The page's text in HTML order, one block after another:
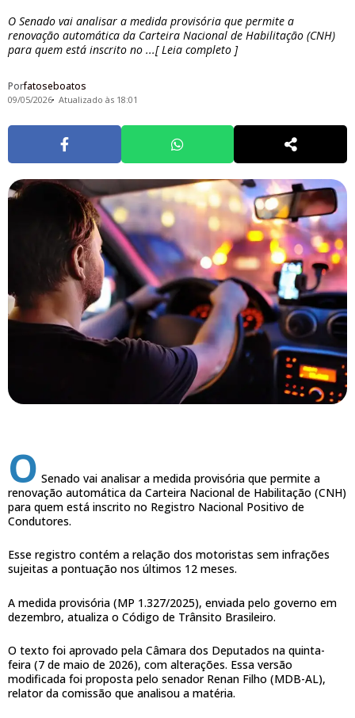
O Senado vai analisar a medida provisória que permite a
renovação automática da Carteira Nacional de Habilitação (CNH)
para quem está inscrito no ...[ Leia completo ]
Porfatoseboatos
09/05/2026 Atualizado às 18:01
O Senado vai analisar a medida provisória que permite a
renovação automática da Carteira Nacional de Habilitação (CNH)
para quem está inscrito no Registro Nacional Positivo de
Condutores.
Esse registro contém a relação dos motoristas sem infrações
sujeitas a pontuação nos últimos 12 meses.
A medida provisória (MP 1.327/2025), enviada pelo governo em
dezembro, atualiza o Código de Trânsito Brasileiro.
O texto foi aprovado pela Câmara dos Deputados na quinta-
feira (7 de maio de 2026), com alterações. Essa versão
modificada foi proposta pelo senador Renan Filho (MDB-AL),
relator da comissão que analisou a matéria.